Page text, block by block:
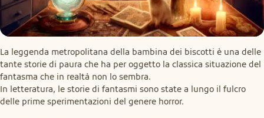
La leggenda metropolitana della bambina dei biscotti è una delle
tante storie di paura che ha per oggetto la classica situazione del
fantasma che in realtà non lo sembra.
In letteratura, le storie di fantasmi sono state a lungo il fulcro
delle prime sperimentazioni del genere horror.